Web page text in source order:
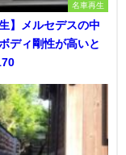
名車再生
】メルセデスの中
ディ剛性が高いと